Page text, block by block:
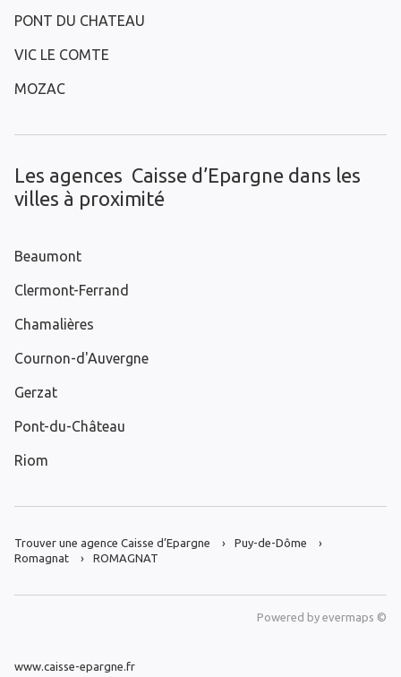
PONT DU CHATEAU
VIC LE COMTE
MOZAC
Les agences Caisse d’Epargne dans les
villes à proximité
Beaumont
Clermont-Ferrand
Chamalières
Cournon-d'Auvergne
Gerzat
Pont-du-Château
Riom
Trouver une agence Caisse d’Epargne
Puy-de-Dôme
Romagnat
ROMAGNAT
Powered by evermaps ©
www.caisse-epargne.fr